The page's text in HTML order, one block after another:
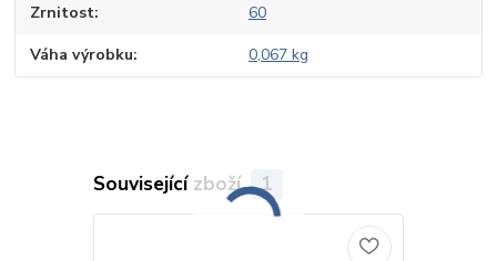
Zrnitost 60
Váha výrobku 0,067 kg
Související zboží 1